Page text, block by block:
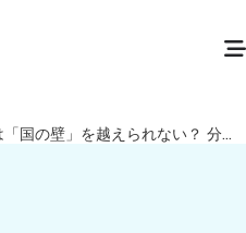
国の壁」を越えられない？ 分...